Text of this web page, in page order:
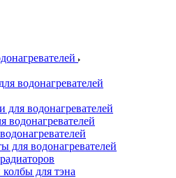
водонагревателей
для водонагревателей
водонагревателей
для водонагревателей
для тэна